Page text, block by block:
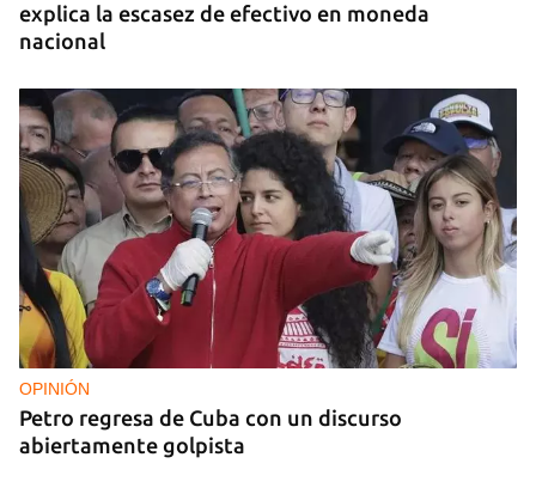
explica la escasez de efectivo en moneda
nacional
OPINIÓN
Petro regresa de Cuba con un discurso
abiertamente golpista